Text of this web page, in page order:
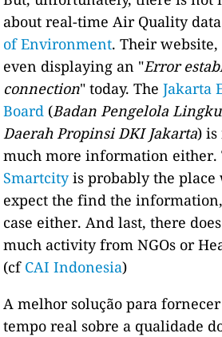
about real-time Air Quality
of Environment. Their website,
even displaying an "Error
connection" today. TheJakarta
Board (Badan Pengelola
Daerah Propinsi DKI Jakarta)
much more information
Smartcityis probably the place
expect the find the
case either. And last, there
much activity from NGOs or
(cf CAI Indonesia)
A melhor solução para
tempo real sobre a qualidade